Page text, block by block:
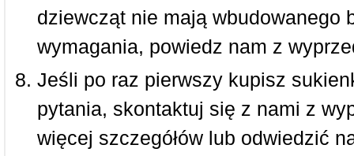
dziewcząt nie mają
wymagania, powiedz nam z
Jeśli po raz pierwszy kupisz
pytania, skontaktuj się z nami z
więcej szczegółów lub odwiedzić